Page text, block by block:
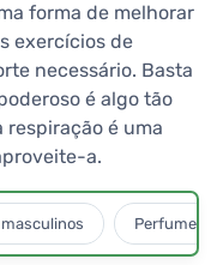
forma de melhorar
exercícios de
necessário. Basta
é algo tão
respiração é uma
a.
Perfumes